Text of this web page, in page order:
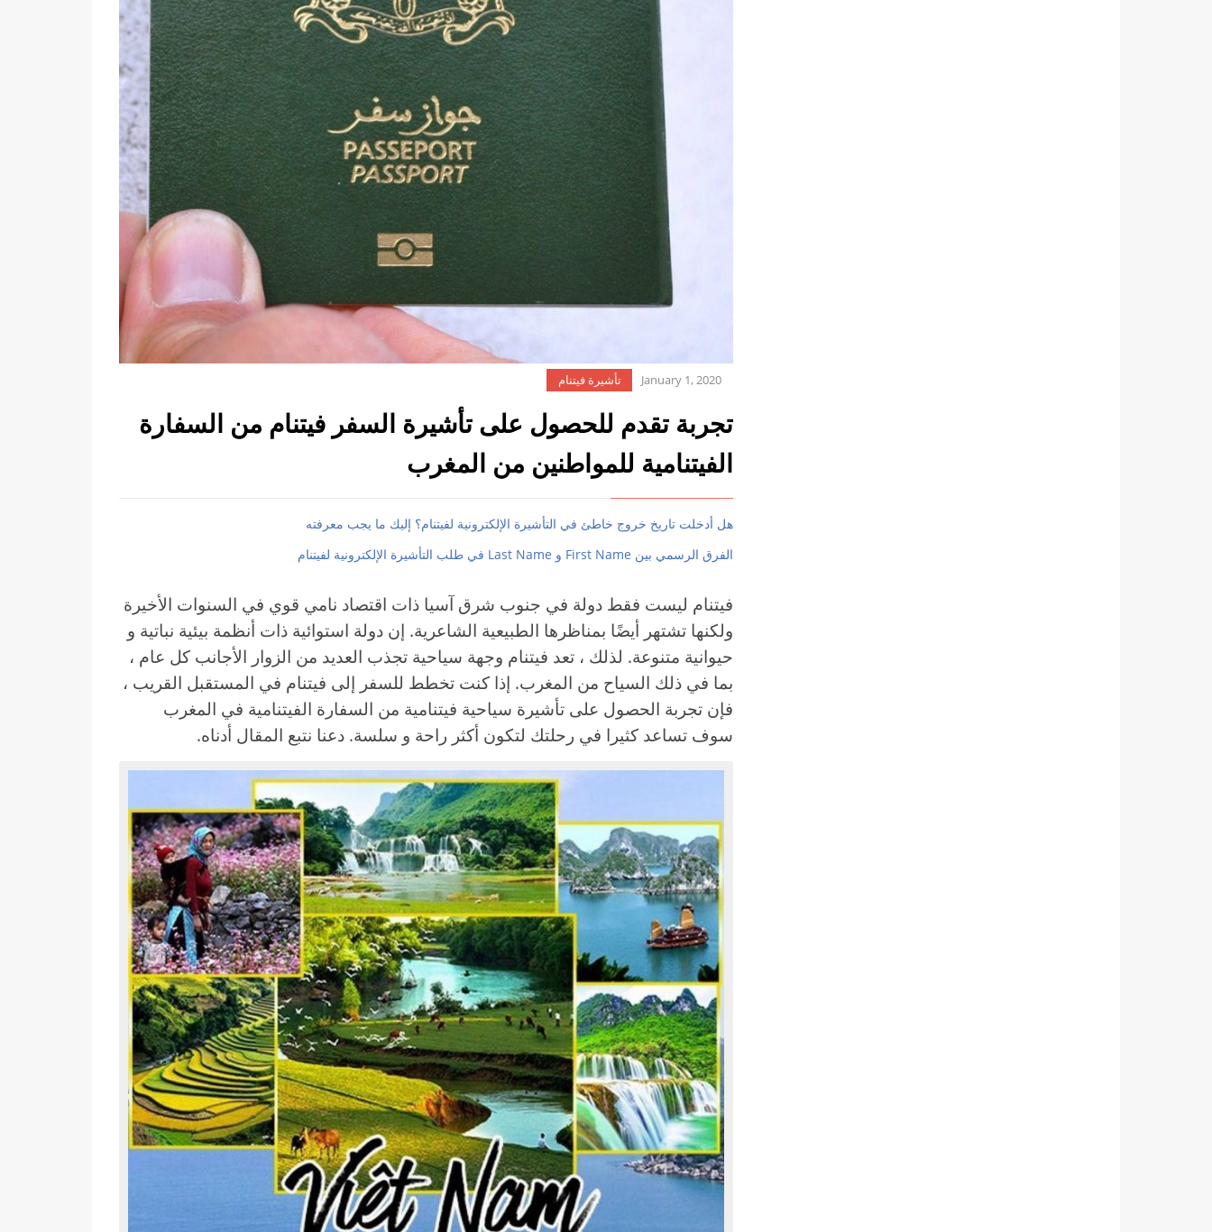
January 1, 2020 تأشيرة فيتنام
تجربة تقدم للحصول على تأشيرة السفر فيتنام من السفارة
الفيتنامية للمواطنين من المغرب
هل أدخلت تاريخ خروج خاطئ في التأشيرة الإلكترونية لفيتنام؟ إليك ما يجب معرفته
الفرق الرسمي بين First Name و Last Name في طلب التأشيرة الإلكترونية لفيتنام
فيتنام ليست فقط دولة في جنوب شرق آسيا ذات اقتصاد نامي قوي في السنوات الأخيرة
ولكنها تشتهر أيضًا بمناظرها الطبيعية الشاعرية. إن دولة استوائية ذات أنظمة بيئية نباتية و
حيوانية متنوعة. لذلك ، تعد فيتنام وجهة سياحية تجذب العديد من الزوار الأجانب كل عام ،
بما في ذلك السياح من المغرب. إذا كنت تخطط للسفر إلى فيتنام في المستقبل القريب ،
فإن تجربة الحصول على تأشيرة سياحية فيتنامية من السفارة الفيتنامية في المغرب
سوف تساعد كثيرا في رحلتك لتكون أكثر راحة و سلسة. دعنا نتبع المقال أدناه.